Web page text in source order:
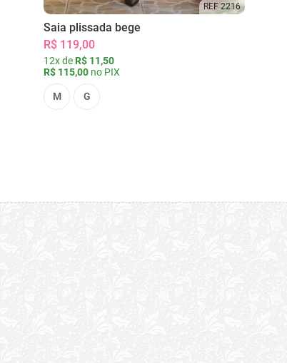
REF 2216
Saia plissada bege
R$ 119,00
12x de R$ 11,50
R$ 115,00 no PIX
M G